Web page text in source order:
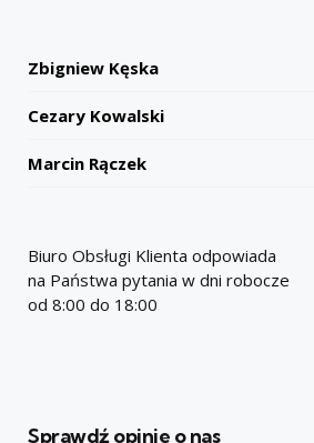
Zbigniew Kęska
Cezary Kowalski
Marcin Rączek
Biuro Obsługi Klienta odpowiada
na Państwa pytania w dni robocze
od 8:00 do 18:00
Sprawdź opinie o nas